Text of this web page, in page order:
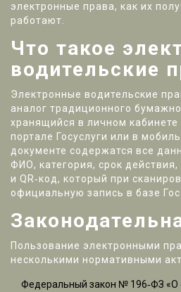
электронные права, как их
работают.
Что такое
водительские
Электронные водительские
аналог традиционного
хранящийся в личном кабинете
портале Госуслуги или в
документе содержатся все
ФИО, категория, срок
и QR‑код, который при
официальную запись в базе
Пользование электронными
несколькими нормативными
Федеральный закон № 196‑ФЗ «О